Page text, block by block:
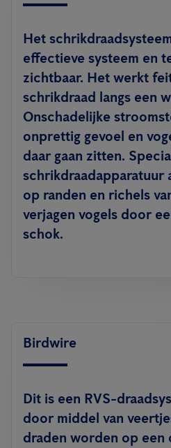
Het
effectieve systeem en
zichtbaar. Het werkt
schrikdraad langs een
Onschadelijke
onprettig gevoel en
daar gaan zitten.
schrikdraadapparatuur
op randen en richels
verjagen vogels door
schok.
Birdwire
Dit is een RVS-
door middel van
draden worden op een